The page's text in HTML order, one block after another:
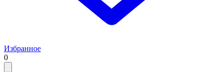
Избранное
0